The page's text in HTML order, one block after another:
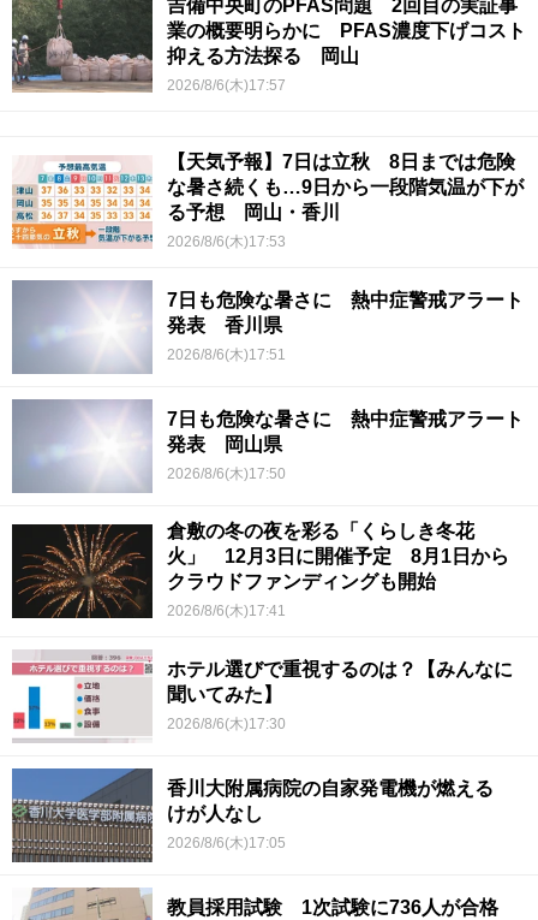
吉備中央町のPFAS問題 2回目の実証事
業の概要明らかに PFAS濃度下げコスト
抑える方法探る 岡山
2026/8/6(木)17:57
【天気予報】7日は立秋 8日までは危険
な暑さ続くも…9日から一段階気温が下が
る予想 岡山・香川
2026/8/6(木)17:53
7日も危険な暑さに 熱中症警戒アラート
発表 香川県
2026/8/6(木)17:51
7日も危険な暑さに 熱中症警戒アラート
発表 岡山県
2026/8/6(木)17:50
倉敷の冬の夜を彩る「くらしき冬花
火」 12月3日に開催予定 8月1日から
クラウドファンディングも開始
2026/8/6(木)17:41
ホテル選びで重視するのは？【みんなに
聞いてみた】
2026/8/6(木)17:30
香川大附属病院の自家発電機が燃える
けが人なし
2026/8/6(木)17:05
教員採用試験 1次試験に736人が合格